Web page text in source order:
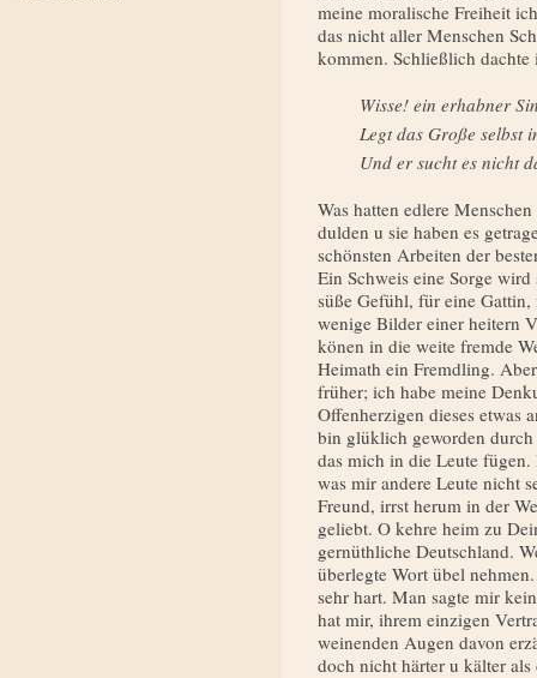
meine moralische Freiheit
das nicht aller Menschen
kommen. Schließlich
Wisse! ein erhabner
Legt das Große selbst
Und er sucht es
Was hatten edlere
dulden u sie haben es
schönsten Arbeiten der
Ein Schweis eine Sorge
süße Gefühl, für eine
wenige Bilder einer heitern
könen in die weite fremde
Heimath ein Fremdling.
früher; ich habe meine
Offenherzigen dieses etwas
bin glüklich gewor­den
das mich in die Leute
was mir andere Leute nicht
Freund, irrst herum in der
geliebt. O kehre heim zu
gernüthliche Deutschland.
überlegte Wort übel
sehr hart. Man sagte mir
hat mir, ihrem einzigen
weinenden Augen davon
doch nicht härter u kälter